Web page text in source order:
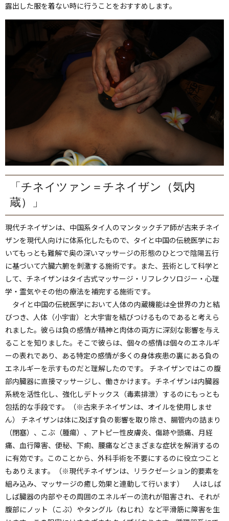
露出した服を着ない時に行うことをおすすめします。
「チネイツァン＝チネイザン（気内
蔵）」
現代チネイザンは、中国系タイ人のマンタックチア師が古来チネイ
ザンを現代人向けに体系化したもので、タイと中国の伝統医学にお
いてもっとも難解で奥の深いマッサージの形態のひとつで陰陽五行
に基づいて六臓六腑を刺激する施術です。また、芸術として科学と
して、チネイザンはタイ古式マッサージ・リフレクソロジー・心理
学・霊気やその他の療法を補完する施術です。
タイと中国の伝統医学において人体の内蔵機能は全世界の力と結
びつき、人体（小宇宙）と大宇宙を結びつけるものであると考えら
れました。彼らは負の感情が精神と肉体の両方に深刻な影響を与え
ることを知りました。そこで彼らは、個々の感情は個々のエネルギ
ーの表れであり、ある特定の感情が多くの身体疾患の裏にある負の
エネルギーを示すものだと理解したのです。 チネイザンではこの腹
部内臓器に直接マッサージし、働きかけます。チネイザンは内臓器
系統を活性化し、強化しデトックス（毒素排泄）するのにもっとも
包括的な手段です。（※古来チネイザンは、オイルを使用しませ
ん） チネイザンは体に及ぼす負の影響を取り除き、腸管内の詰まり
（閉塞）、こぶ（腫瘍）、アトピー性皮膚炎、傷跡や頭痛、月経
痛、血行障害、便秘、下痢、腰痛などさまざまな症状を解消するの
に有効です。このことから、外科手術を不要にするのに役立つこと
もありえます。（※現代チネイザンは、リラクゼーション的要素を
組み込み、マッサージの癒し効果と連動して行います） 人はしば
しば臓器の内部やその周囲のエネルギーの流れが阻害され、それが
腹部にノット（こぶ）やタングル（ねじれ）など平滑筋に障害を生